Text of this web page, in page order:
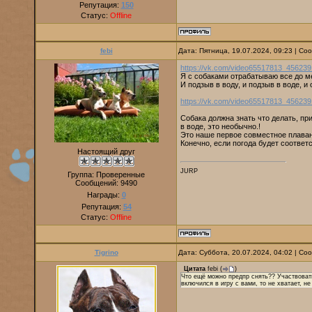
Репутация: 150
Статус: Offline
febi Дата: Пятница, 19.07.2024, 09:23 |
Настоящий друг
Группа: Проверенные
Сообщений: 9490
Награды: 0
Репутация: 54
Статус: Offline
https://vk.com/
Я с собаками отрабатываю все до
И подзыв в воду, и подзыв в воде,
https://vk.com/
Собака должна знать что делать,
в воде, это необычно.!
Это наше первое совместное
Конечно, если погода будет
JURP
Tigrino Дата: Суббота, 20.07.2024, 04:02 |
Цитата febi (
)
Что ещё можно предпр снять??
включился в игру с вами, то не